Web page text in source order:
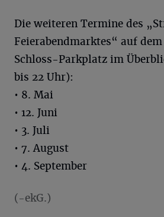
Die weiteren Termine des
Feierabendmarktes“ auf
Schloss-Parkplatz im
bis 22 Uhr):
• 8. Mai
• 12. Juni
• 3. Juli
• 7. August
• 4. September
(-ekG.)